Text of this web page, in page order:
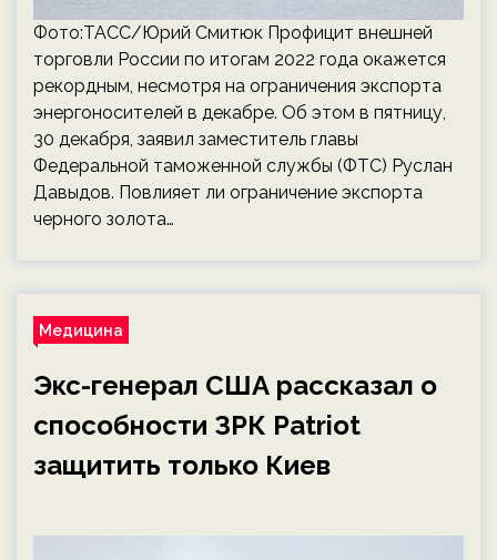
Фото:ТАСС/Юрий Смитюк Профицит внешней
торговли России по итогам 2022 года окажется
рекордным, несмотря на ограничения экспорта
энергоносителей в декабре. Об этом в пятницу,
30 декабря, заявил заместитель главы
Федеральной таможенной службы (ФТС) Руслан
Давыдов. Повлияет ли ограничение экспорта
черного золота…
Медицина
Экс-генерал США рассказал о
способности ЗРК Patriot
защитить только Киев